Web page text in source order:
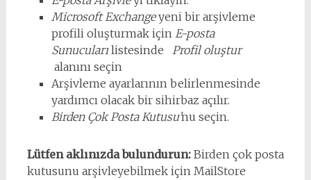
Microsoft Exchangeyeni bir arşivleme
profili oluşturmak için E-posta
Sunucularılistesinde Profil oluştur
alanını seçin
Arşivleme ayarlarının belirlenmesinde
yardımcı olacak bir sihirbaz açılır.
Birden Çok Posta Kutusu’nu seçin.
Lütfen aklınızda bulundurun:Birden çok posta
kutusunu arşivleyebilmek için MailStore